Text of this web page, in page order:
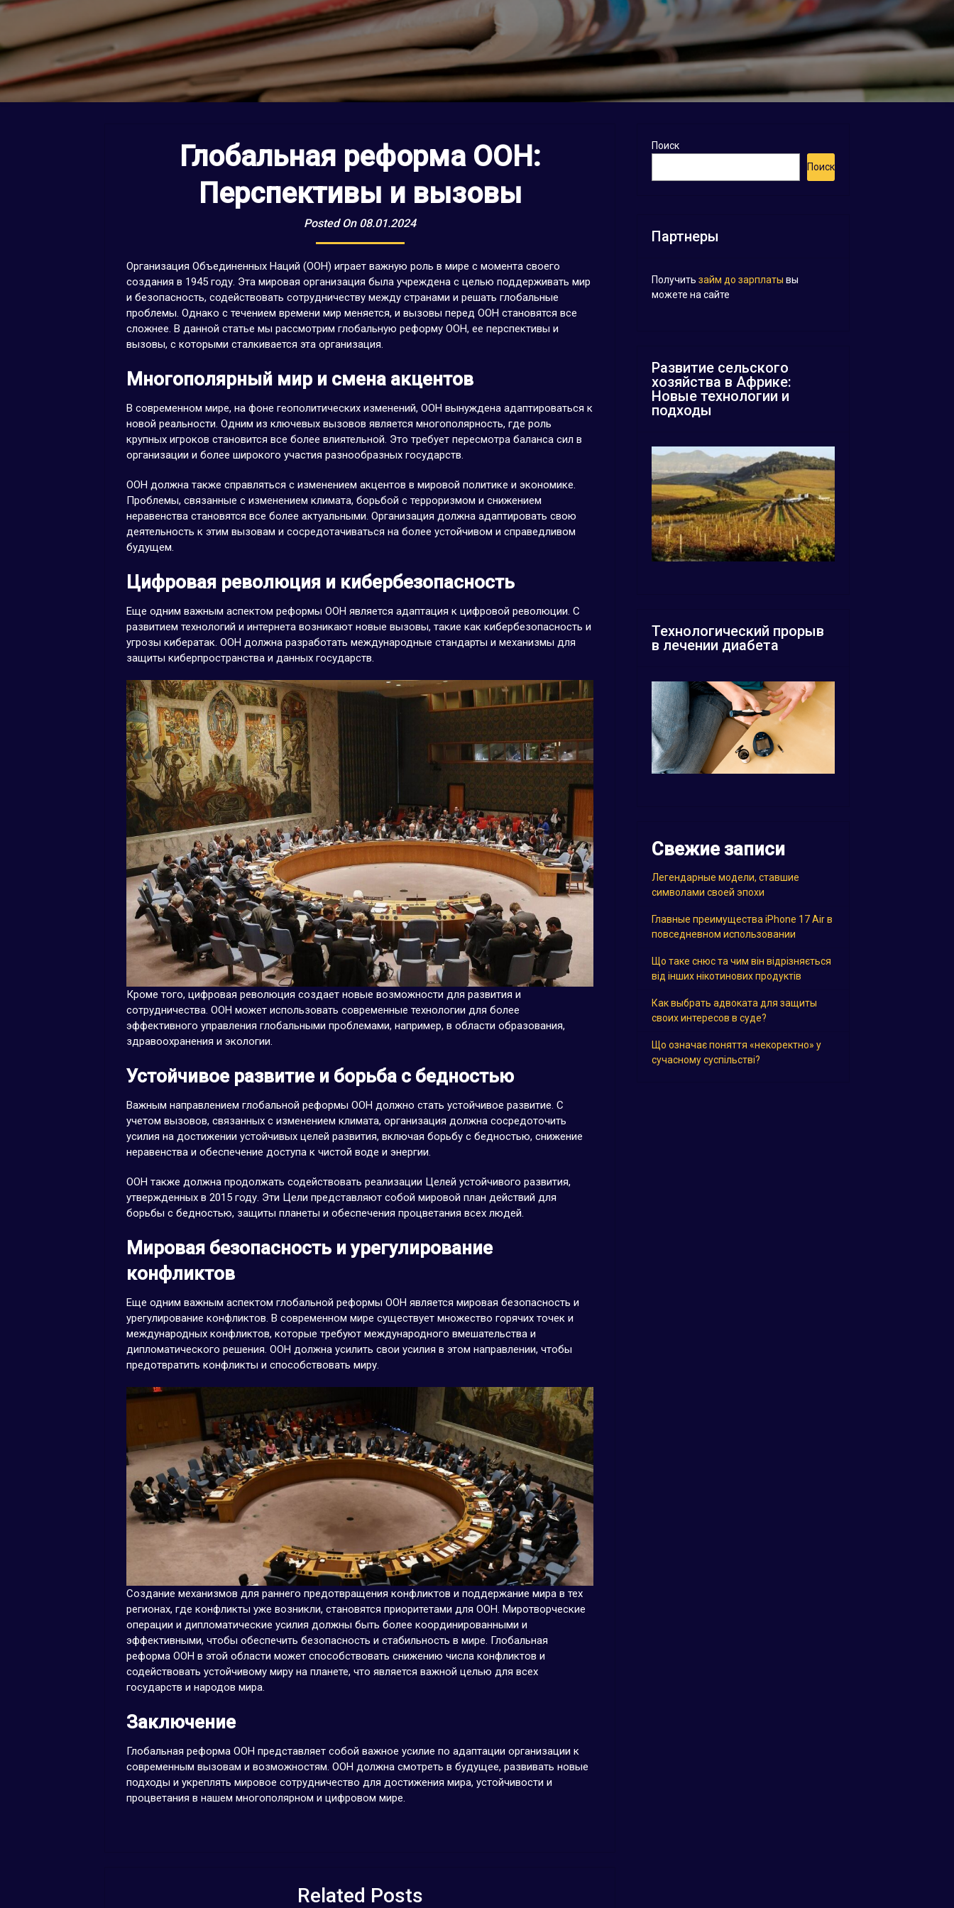
Глобальная реформа ООН:
Перспективы и вызовы
Posted On 08.01.2024
Организация Объединенных Наций (ООН) играет важную роль в мире с момента своего
создания в 1945 году. Эта мировая организация была учреждена с целью поддерживать мир
и безопасность, содействовать сотрудничеству между странами и решать глобальные
проблемы. Однако с течением времени мир меняется, и вызовы перед ООН становятся все
сложнее. В данной статье мы рассмотрим глобальную реформу ООН, ее перспективы и
вызовы, с которыми сталкивается эта организация.
Многополярный мир и смена акцентов
В современном мире, на фоне геополитических изменений, ООН вынуждена адаптироваться к
новой реальности. Одним из ключевых вызовов является многополярность, где роль
крупных игроков становится все более влиятельной. Это требует пересмотра баланса сил в
организации и более широкого участия разнообразных государств.
ООН должна также справляться с изменением акцентов в мировой политике и экономике.
Проблемы, связанные с изменением климата, борьбой с терроризмом и снижением
неравенства становятся все более актуальными. Организация должна адаптировать свою
деятельность к этим вызовам и сосредотачиваться на более устойчивом и справедливом
будущем.
Цифровая революция и кибербезопасность
Еще одним важным аспектом реформы ООН является адаптация к цифровой революции. С
развитием технологий и интернета возникают новые вызовы, такие как кибербезопасность и
угрозы кибератак. ООН должна разработать международные стандарты и механизмы для
защиты киберпространства и данных государств.
Кроме того, цифровая революция создает новые возможности для развития и
сотрудничества. ООН может использовать современные технологии для более
эффективного управления глобальными проблемами, например, в области образования,
здравоохранения и экологии.
Устойчивое развитие и борьба с бедностью
Важным направлением глобальной реформы ООН должно стать устойчивое развитие. С
учетом вызовов, связанных с изменением климата, организация должна сосредоточить
усилия на достижении устойчивых целей развития, включая борьбу с бедностью, снижение
неравенства и обеспечение доступа к чистой воде и энергии.
ООН также должна продолжать содействовать реализации Целей устойчивого развития,
утвержденных в 2015 году. Эти Цели представляют собой мировой план действий для
борьбы с бедностью, защиты планеты и обеспечения процветания всех людей.
Мировая безопасность и урегулирование
конфликтов
Еще одним важным аспектом глобальной реформы ООН является мировая безопасность и
урегулирование конфликтов. В современном мире существует множество горячих точек и
международных конфликтов, которые требуют международного вмешательства и
дипломатического решения. ООН должна усилить свои усилия в этом направлении, чтобы
предотвратить конфликты и способствовать миру.
Создание механизмов для раннего предотвращения конфликтов и поддержание мира в тех
регионах, где конфликты уже возникли, становятся приоритетами для ООН. Миротворческие
операции и дипломатические усилия должны быть более координированными и
эффективными, чтобы обеспечить безопасность и стабильность в мире. Глобальная
реформа ООН в этой области может способствовать снижению числа конфликтов и
содействовать устойчивому миру на планете, что является важной целью для всех
государств и народов мира.
Заключение
Глобальная реформа ООН представляет собой важное усилие по адаптации организации к
современным вызовам и возможностям. ООН должна смотреть в будущее, развивать новые
подходы и укреплять мировое сотрудничество для достижения мира, устойчивости и
процветания в нашем многополярном и цифровом мире.
Related Posts
Поиск
Поиск
Партнеры
Получить займ до зарплаты вы
можете на сайте
Развитие сельского
хозяйства в Африке:
Новые технологии и
подходы
Технологический прорыв
в лечении диабета
Свежие записи
Легендарные модели, ставшие
символами своей эпохи
Главные преимущества iPhone 17 Air в
повседневном использовании
Що таке снюс та чим він відрізняється
від інших нікотинових продуктів
Как выбрать адвоката для защиты
своих интересов в суде?
Що означає поняття «некоректно» у
сучасному суспільстві?